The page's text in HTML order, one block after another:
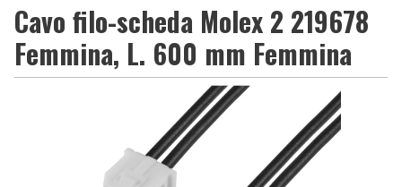
Cavo filo-scheda Molex 2 219678
Femmina, L. 600 mm Femmina